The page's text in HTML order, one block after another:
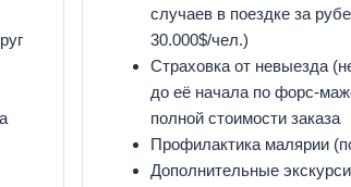
случаев в поездке за
30.000$/чел.)
Страховка от невыезда
до её начала по форс-
полной стоимости заказа
Профилактика малярии
Дополнительные